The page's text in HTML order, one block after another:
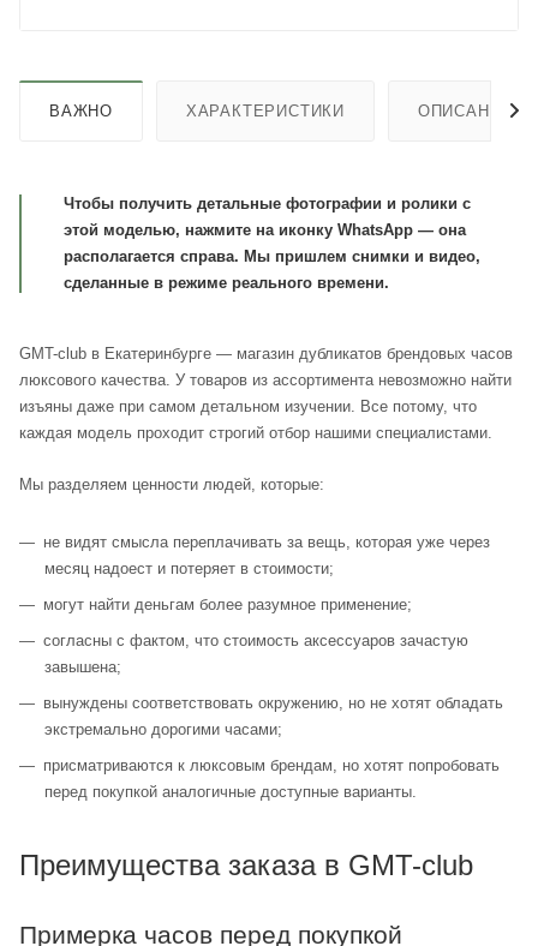
ВАЖНО ХАРАКТЕРИСТИКИ ОПИСАНИЕ
Чтобы получить детальные фотографии и ролики с
этой моделью, нажмите на иконку WhatsApp — она
располагается справа. Мы пришлем снимки и видео,
сделанные в режиме реального времени.
GMT-club в Екатеринбурге — магазин дубликатов брендовых часов
люксового качества. У товаров из ассортимента невозможно найти
изъяны даже при самом детальном изучении. Все потому, что
каждая модель проходит строгий отбор нашими специалистами.
Мы разделяем ценности людей, которые:
не видят смысла переплачивать за вещь, которая уже через
месяц надоест и потеряет в стоимости;
могут найти деньгам более разумное применение;
согласны с фактом, что стоимость аксессуаров зачастую
завышена;
вынуждены соответствовать окружению, но не хотят обладать
экстремально дорогими часами;
присматриваются к люксовым брендам, но хотят попробовать
перед покупкой аналогичные доступные варианты.
Преимущества заказа в GMT-club
Примерка часов перед покупкой